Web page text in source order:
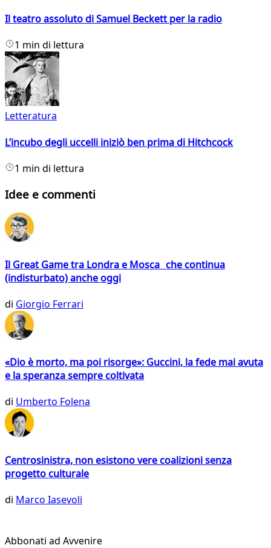
Il teatro assoluto di Samuel Beckett per la radio
1 min di lettura
Letteratura
L’incubo degli uccelli iniziò ben prima di Hitchcock
1 min di lettura
Idee e commenti
Il Great Game tra Londra e Mosca che continua
(indisturbato) anche oggi
di Giorgio Ferrari
«Dio è morto, ma poi risorge»: Guccini, la fede mai avuta
e la speranza sempre coltivata
di Umberto Folena
Centrosinistra, non esistono vere coalizioni senza
progetto culturale
di Marco Iasevoli
Abbonati ad Avvenire